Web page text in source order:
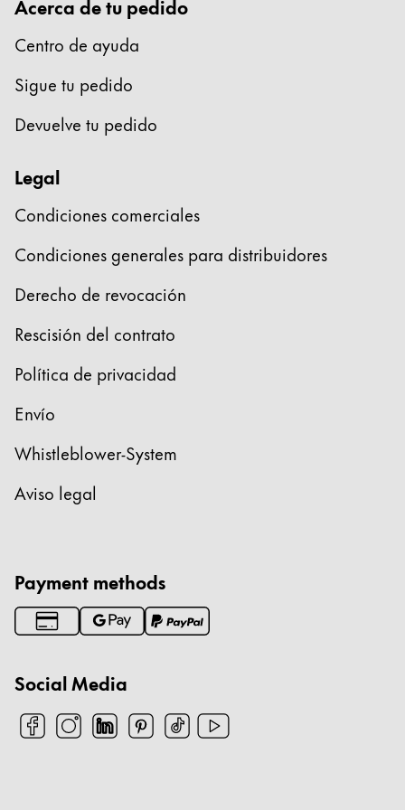
English
China
South Korea
한국어
New Zealand
English
Singapore
中文
Thailand
ไทย
Vietnam
Tiếng Việt
Malaysia
English
Esta región contiene una lista de países con los
Esta región contiene una lista de países con los
Acerca de tu pedido
Centro de ayuda
Sigue tu pedido
Devuelve tu pedido
Legal
Condiciones comerciales
Condiciones generales para distribuidores
Derecho de revocación
Rescisión del contrato
Política de privacidad
Envío
Whistleblower-System
Aviso legal
Payment methods
Social Media